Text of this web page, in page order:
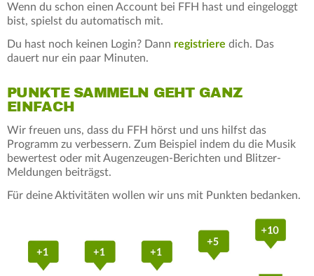
Wenn du schon einen Account bei FFH hast und eingeloggt
bist, spielst du automatisch mit.
Du hast noch keinen Login? Dann registriere dich. Das
dauert nur ein paar Minuten.
PUNKTE SAMMELN GEHT GANZ
EINFACH
Wir freuen uns, dass du FFH hörst und uns hilfst das
Programm zu verbessern. Zum Beispiel indem du die Musik
bewertest oder mit Augenzeugen-Berichten und Blitzer-
Meldungen beiträgst.
Für deine Aktivitäten wollen wir uns mit Punkten bedanken.